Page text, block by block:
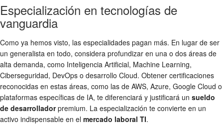
Especialización en tecnologías de
vanguardia
Como ya hemos visto, las especialidades pagan más. En lugar de ser
un generalista en todo, considera profundizar en una o dos áreas de
alta demanda, como Inteligencia Artificial, Machine Learning,
Ciberseguridad, DevOps o desarrollo Cloud. Obtener certificaciones
reconocidas en estas áreas, como las de AWS, Azure, Google Cloud o
plataformas específicas de IA, te diferenciará y justificará un sueldo
de desarrolladorpremium. La especialización te convierte en un
activo indispensable en el mercado laboral TI.